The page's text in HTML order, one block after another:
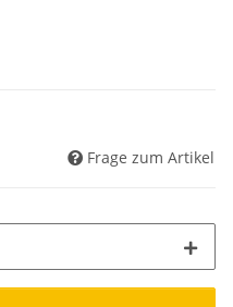
Frage zum Artikel